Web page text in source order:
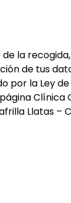
la recogida,
de tus
por la Ley
Clínica
Llatas –